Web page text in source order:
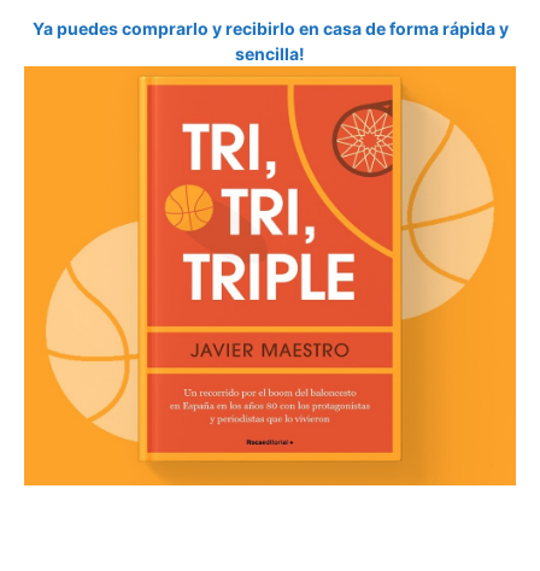
Ya puedes comprarlo y recibirlo en casa de forma rápida y
sencilla!